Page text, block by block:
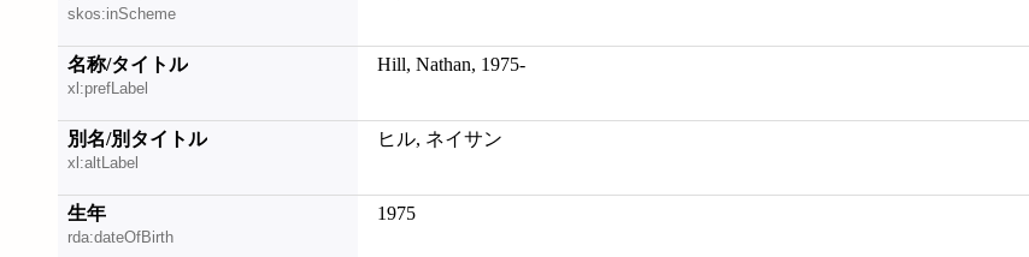
skos:inScheme
名称/タイトル
xl:prefLabel
Hill, Nathan, 1975-
別名/別タイトル
xl:altLabel
ヒル, ネイサン
生年
rda:dateOfBirth
1975